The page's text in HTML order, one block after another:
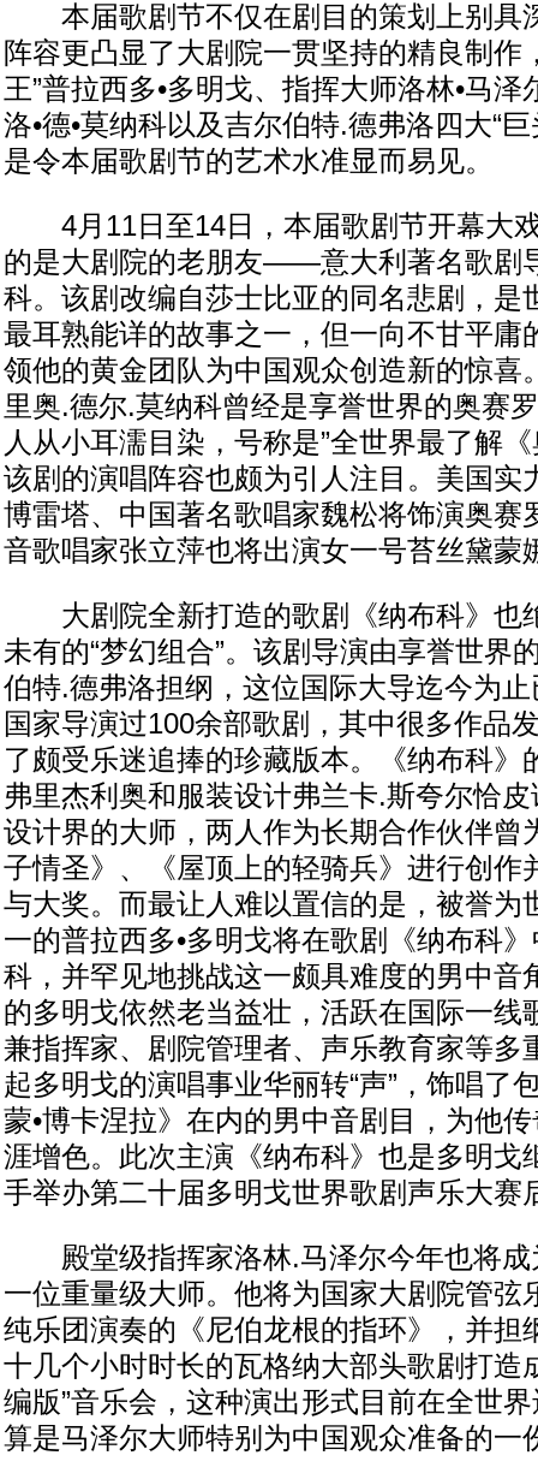
本届歌剧节不仅在剧目的策划上别具
阵容更凸显了大剧院一贯坚持的精良制作
王”普拉西多•多明戈、指挥大师洛林•马
洛•德•莫纳科以及吉尔伯特.德弗洛四大“
是令本届歌剧节的艺术水准显而易见。
4月11日至14日，本届歌剧节开幕大
的是大剧院的老朋友——意大利著名歌剧
科。该剧改编自莎士比亚的同名悲剧，是
最耳熟能详的故事之一，但一向不甘平庸
领他的黄金团队为中国观众创造新的惊喜
里奥.德尔.莫纳科曾经是享誉世界的奥赛
人从小耳濡目染，号称是”全世界最了解
该剧的演唱阵容也颇为引人注目。美国实
博雷塔、中国著名歌唱家魏松将饰演奥赛
音歌唱家张立萍也将出演女一号苔丝黛蒙
大剧院全新打造的歌剧《纳布科》也
未有的“梦幻组合”。该剧导演由享誉世界
伯特.德弗洛担纲，这位国际大导迄今为
国家导演过100余部歌剧，其中很多作品
了颇受乐迷追捧的珍藏版本。《纳布科》
弗里杰利奥和服装设计弗兰卡.斯夸尔恰
设计界的大师，两人作为长期合作伙伴曾
子情圣》、《屋顶上的轻骑兵》进行创作
与大奖。而最让人难以置信的是，被誉为
一的普拉西多•多明戈将在歌剧《纳布科
科，并罕见地挑战这一颇具难度的男中音
的多明戈依然老当益壮，活跃在国际一线
兼指挥家、剧院管理者、声乐教育家等多
起多明戈的演唱事业华丽转“声”，饰唱了
蒙•博卡涅拉》在内的男中音剧目，为他
涯增色。此次主演《纳布科》也是多明戈
手举办第二十届多明戈世界歌剧声乐大赛
殿堂级指挥家洛林.马泽尔今年也将成
一位重量级大师。他将为国家大剧院管弦
纯乐团演奏的《尼伯龙根的指环》，并担
十几个小时时长的瓦格纳大部头歌剧打造
编版”音乐会，这种演出形式目前在全世
算是马泽尔大师特别为中国观众准备的一